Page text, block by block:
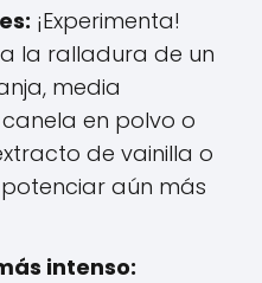
¡Experimenta!
la ralladura de un
media
en polvo o
de vainilla o
aún más
intenso: